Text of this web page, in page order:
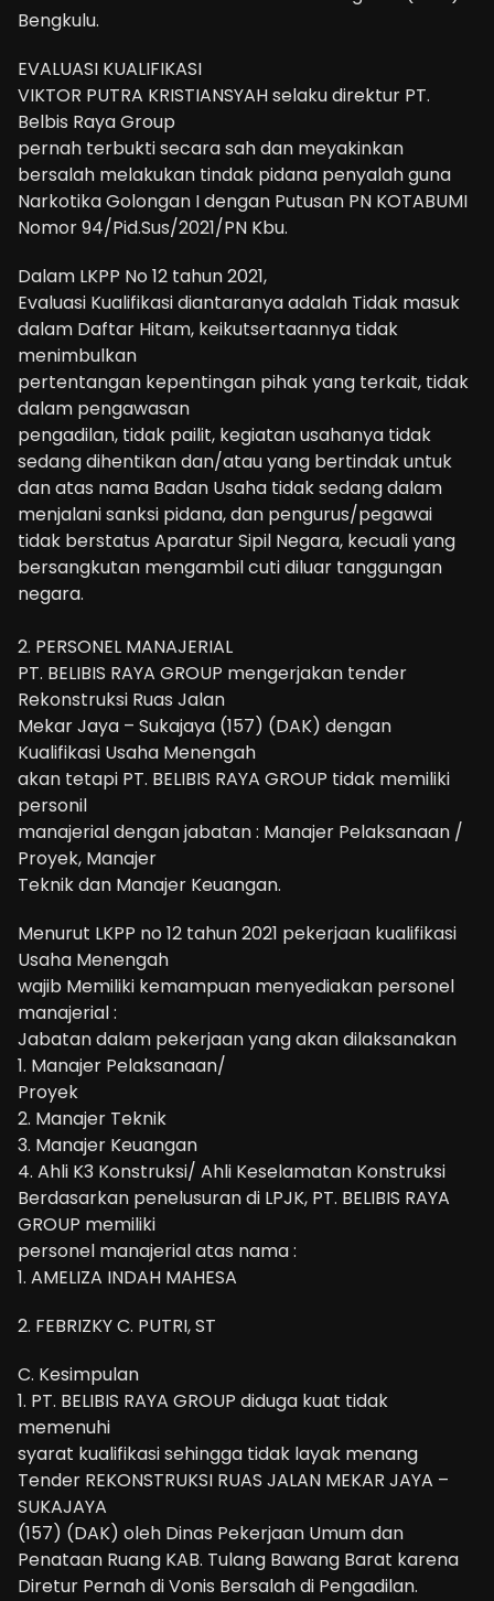
Bengkulu.
EVALUASI KUALIFIKASI
VIKTOR PUTRA KRISTIANSYAH selaku direktur PT.
Belbis Raya Group
pernah terbukti secara sah dan meyakinkan
bersalah melakukan tindak pidana penyalah guna
Narkotika Golongan I dengan Putusan PN KOTABUMI
Nomor 94/Pid.Sus/2021/PN Kbu.
Dalam LKPP No 12 tahun 2021,
Evaluasi Kualifikasi diantaranya adalah Tidak masuk
dalam Daftar Hitam, keikutsertaannya tidak
menimbulkan
pertentangan kepentingan pihak yang terkait, tidak
dalam pengawasan
pengadilan, tidak pailit, kegiatan usahanya tidak
sedang dihentikan dan/atau yang bertindak untuk
dan atas nama Badan Usaha tidak sedang dalam
menjalani sanksi pidana, dan pengurus/pegawai
tidak berstatus Aparatur Sipil Negara, kecuali yang
bersangkutan mengambil cuti diluar tanggungan
negara.
2. PERSONEL MANAJERIAL
PT. BELIBIS RAYA GROUP mengerjakan tender
Rekonstruksi Ruas Jalan
Mekar Jaya – Sukajaya (157) (DAK) dengan
Kualifikasi Usaha Menengah
akan tetapi PT. BELIBIS RAYA GROUP tidak memiliki
personil
manajerial dengan jabatan : Manajer Pelaksanaan /
Proyek, Manajer
Teknik dan Manajer Keuangan.
Menurut LKPP no 12 tahun 2021 pekerjaan kualifikasi
Usaha Menengah
wajib Memiliki kemampuan menyediakan personel
manajerial :
Jabatan dalam pekerjaan yang akan dilaksanakan
1. Manajer Pelaksanaan/
Proyek
2. Manajer Teknik
3. Manajer Keuangan
4. Ahli K3 Konstruksi/ Ahli Keselamatan Konstruksi
Berdasarkan penelusuran di LPJK, PT. BELIBIS RAYA
GROUP memiliki
personel manajerial atas nama :
1. AMELIZA INDAH MAHESA
2. FEBRIZKY C. PUTRI, ST
C. Kesimpulan
1. PT. BELIBIS RAYA GROUP diduga kuat tidak
memenuhi
syarat kualifikasi sehingga tidak layak menang
Tender REKONSTRUKSI RUAS JALAN MEKAR JAYA –
SUKAJAYA
(157) (DAK) oleh Dinas Pekerjaan Umum dan
Penataan Ruang KAB. Tulang Bawang Barat karena
Diretur Pernah di Vonis Bersalah di Pengadilan.